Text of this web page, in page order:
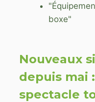
boxe"
Nouveaux
depuis mai
spectacle